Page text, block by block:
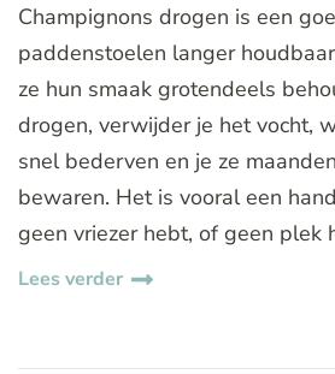
Champignons drogen is een
paddenstoelen langer
ze hun smaak grotendeels
drogen, verwijder je het vocht,
snel bederven en je ze
bewaren. Het is vooral een
geen vriezer hebt, of geen plek
Lees verder